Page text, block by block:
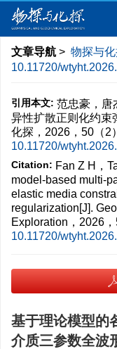
文章导航 > 物探与化
10.11720/
引用本文: 范忠豪，唐
异性扩散正则化约束
化探，2026，50（2
10.11720/
Citation: Fan Z H，
model-based multi-
elastic media
regularization[J].
Exploration，2026
10.11720/
基于理论模型的
介质三参数全波